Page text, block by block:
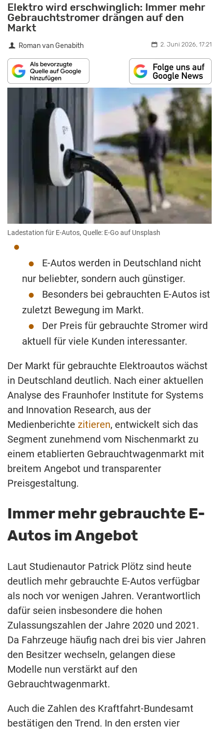
Elektro wird erschwinglich: Immer mehr
Gebrauchtstromer drängen auf den
Markt
Roman van Genabith 2. Juni 2026, 17:21
Ladestation für E-Autos, Quelle: E-Go auf Unsplash
E-Autos werden in Deutschland nicht
nur beliebter, sondern auch günstiger.
Besonders bei gebrauchten E-Autos ist
zuletzt Bewegung im Markt.
Der Preis für gebrauchte Stromer wird
aktuell für viele Kunden interessanter.
Der Markt für gebrauchte Elektroautos wächst
in Deutschland deutlich. Nach einer aktuellen
Analyse des Fraunhofer Institute for Systems
and Innovation Research, aus der
Medienberichte zitieren, entwickelt sich das
Segment zunehmend vom Nischenmarkt zu
einem etablierten Gebrauchtwagenmarkt mit
breitem Angebot und transparenter
Preisgestaltung.
Immer mehr gebrauchte E-
Autos im Angebot
Laut Studienautor Patrick Plötz sind heute
deutlich mehr gebrauchte E-Autos verfügbar
als noch vor wenigen Jahren. Verantwortlich
dafür seien insbesondere die hohen
Zulassungszahlen der Jahre 2020 und 2021.
Da Fahrzeuge häufig nach drei bis vier Jahren
den Besitzer wechseln, gelangen diese
Modelle nun verstärkt auf den
Gebrauchtwagenmarkt.
Auch die Zahlen des Kraftfahrt-Bundesamt
bestätigen den Trend. In den ersten vier